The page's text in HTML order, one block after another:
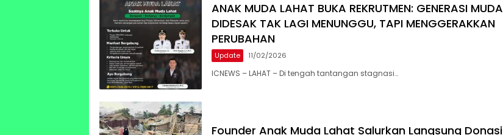
ANAK MUDA LAHAT BUKA REKRUTMEN: GENERASI MUDA
DIDESAK TAK LAGI MENUNGGU, TAPI MENGGERAKKAN
PERUBAHAN
Update 11/02/2026
ICNEWS – LAHAT – Di tengah tantangan stagnasi…
Founder Anak Muda Lahat Salurkan Langsung Donasi